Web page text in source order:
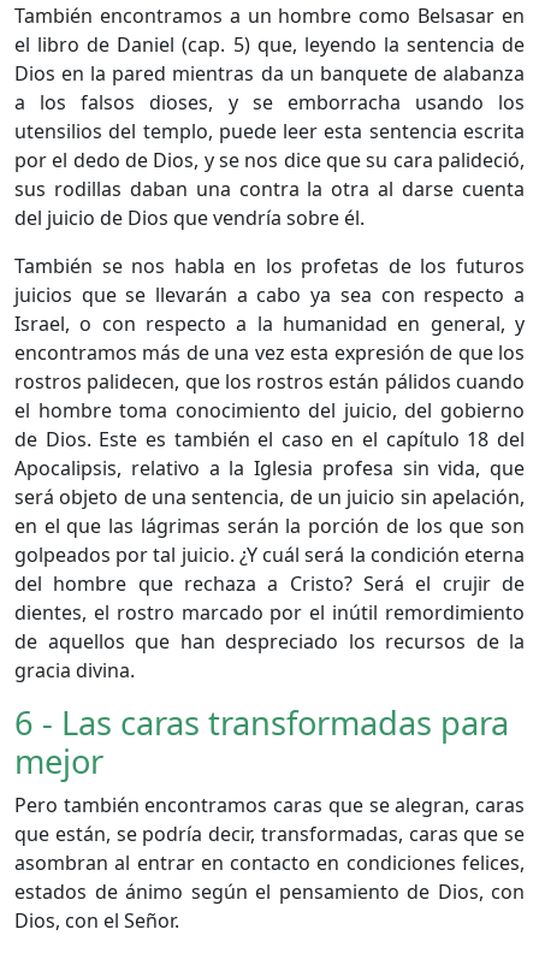
También encontramos a un hombre como Belsasar en
el libro de Daniel (cap. 5) que, leyendo la sentencia de
Dios en la pared mientras da un banquete de alabanza
a los falsos dioses, y se emborracha usando los
utensilios del templo, puede leer esta sentencia escrita
por el dedo de Dios, y se nos dice que su cara palideció,
sus rodillas daban una contra la otra al darse cuenta
del juicio de Dios que vendría sobre él.
También se nos habla en los profetas de los futuros
juicios que se llevarán a cabo ya sea con respecto a
Israel, o con respecto a la humanidad en general, y
encontramos más de una vez esta expresión de que los
rostros palidecen, que los rostros están pálidos cuando
el hombre toma conocimiento del juicio, del gobierno
de Dios. Este es también el caso en el capítulo 18 del
Apocalipsis, relativo a la Iglesia profesa sin vida, que
será objeto de una sentencia, de un juicio sin apelación,
en el que las lágrimas serán la porción de los que son
golpeados por tal juicio. ¿Y cuál será la condición eterna
del hombre que rechaza a Cristo? Será el crujir de
dientes, el rostro marcado por el inútil remordimiento
de aquellos que han despreciado los recursos de la
gracia divina.
6 - Las caras transformadas para
mejor
Pero también encontramos caras que se alegran, caras
que están, se podría decir, transformadas, caras que se
asombran al entrar en contacto en condiciones felices,
estados de ánimo según el pensamiento de Dios, con
Dios, con el Señor.